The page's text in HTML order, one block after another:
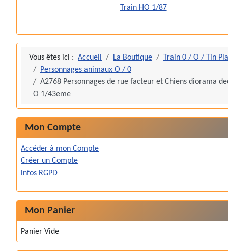
Train HO 1/87
Vous êtes ici : Accueil La Boutique
Train 0 / O / Tin
Personnages animaux O / 0
A2768 Personnages de rue facteur et Chiens diorama
O 1/43eme
Mon Compte
Accéder à mon Compte
Créer un Compte
infos RGPD
Mon Panier
Panier Vide